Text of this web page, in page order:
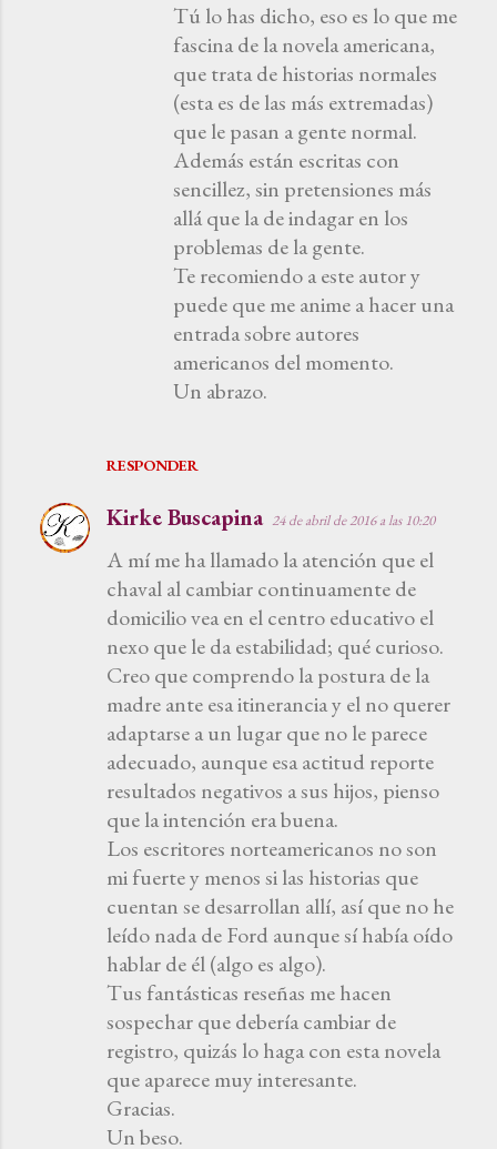
RESPONDER
Tú lo has dicho, eso es lo que me
fascina de la novela americana,
que trata de historias normales
(esta es de las más extremadas)
que le pasan a gente normal.
Además están escritas con
sencillez, sin pretensiones más
allá que la de indagar en los
problemas de la gente.
Te recomiendo a este autor y
puede que me anime a hacer una
entrada sobre autores
americanos del momento.
Un abrazo.
Kirke Buscapina 24 de abril de 2016 a las 10:20
A mí me ha llamado la atención que el
chaval al cambiar continuamente de
domicilio vea en el centro educativo el
nexo que le da estabilidad; qué curioso.
Creo que comprendo la postura de la
madre ante esa itinerancia y el no querer
adaptarse a un lugar que no le parece
adecuado, aunque esa actitud reporte
resultados negativos a sus hijos, pienso
que la intención era buena.
Los escritores norteamericanos no son
mi fuerte y menos si las historias que
cuentan se desarrollan allí, así que no he
leído nada de Ford aunque sí había oído
hablar de él (algo es algo).
Tus fantásticas reseñas me hacen
sospechar que debería cambiar de
registro, quizás lo haga con esta novela
que aparece muy interesante.
Gracias.
Un beso.